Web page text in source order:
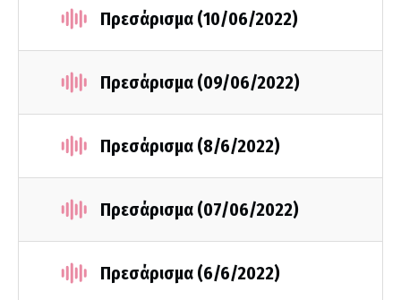
Πρεσάρισμα (10/06/2022)
Πρεσάρισμα (09/06/2022)
Πρεσάρισμα (8/6/2022)
Πρεσάρισμα (07/06/2022)
Πρεσάρισμα (6/6/2022)